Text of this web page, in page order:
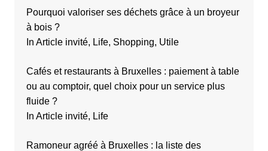
Pourquoi valoriser ses déchets grâce à un broyeur
à bois ?
In Article invité, Life, Shopping, Utile
Cafés et restaurants à Bruxelles : paiement à table
ou au comptoir, quel choix pour un service plus
fluide ?
In Article invité, Life
Ramoneur agréé à Bruxelles : la liste des